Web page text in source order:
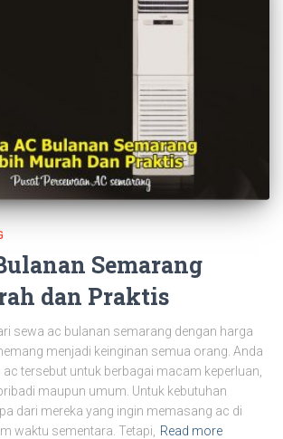
Semarang
dan Praktis
sewa ac bulanan semarang dengan harga
menjadi keinginan semua orang. Anda
tersebut untuk berbagai macam keperluan,
maupun umum. Untuk kebutuhan
dari mereka yang ingin memasang ac di
waktu sementara. Tetapi,
Read more